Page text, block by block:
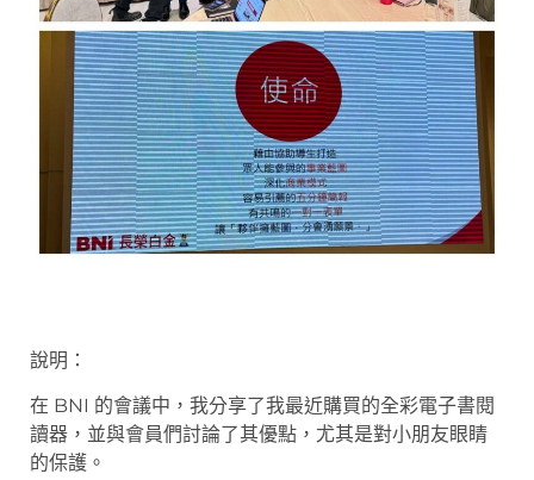
說明：
在 BNI 的會議中，我分享了我最近購買的全彩電子書閱
讀器，並與會員們討論了其優點，尤其是對小朋友眼睛
的保護。